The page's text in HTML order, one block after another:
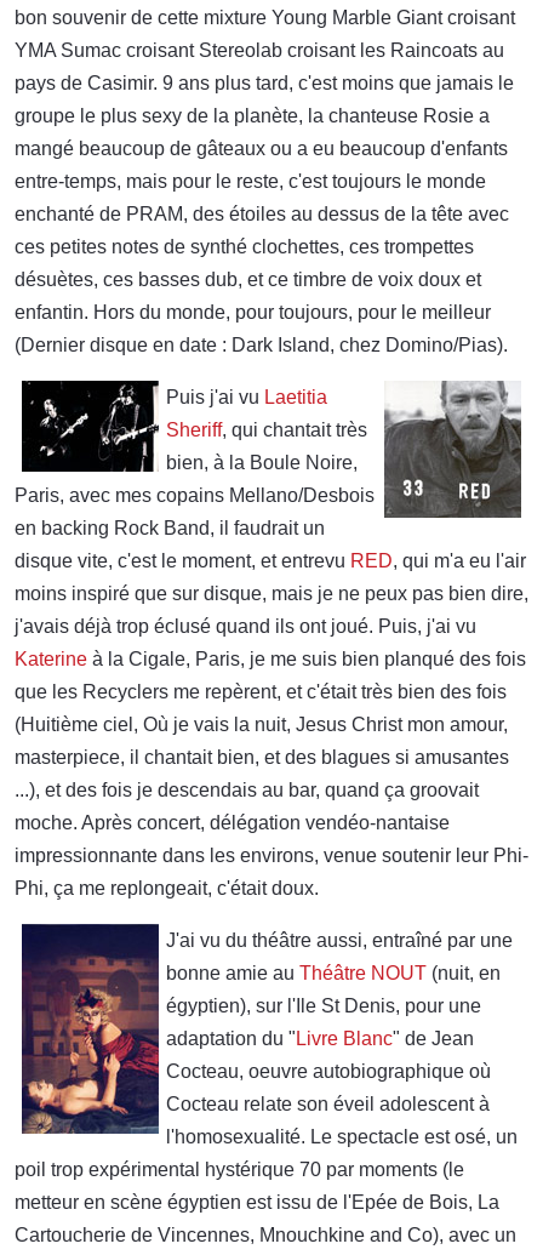
bon souvenir de cette mixture Young Marble Giant croisant
YMA Sumac croisant Stereolab croisant les Raincoats au
pays de Casimir. 9 ans plus tard, c'est moins que jamais le
groupe le plus sexy de la planète, la chanteuse Rosie a
mangé beaucoup de gâteaux ou a eu beaucoup d'enfants
entre-temps, mais pour le reste, c'est toujours le monde
enchanté de PRAM, des étoiles au dessus de la tête avec
ces petites notes de synthé clochettes, ces trompettes
désuètes, ces basses dub, et ce timbre de voix doux et
enfantin. Hors du monde, pour toujours, pour le meilleur
(Dernier disque en date : Dark Island, chez Domino/Pias).
Puis j'ai vu Laetitia
Sheriff, qui chantait très
bien, à la Boule Noire,
Paris, avec mes copains Mellano/Desbois
en backing Rock Band, il faudrait un
disque vite, c'est le moment, et entrevu RED, qui m'a eu l'air
moins inspiré que sur disque, mais je ne peux pas bien dire,
j'avais déjà trop éclusé quand ils ont joué. Puis, j'ai vu
Katerine à la Cigale, Paris, je me suis bien planqué des fois
que les Recyclers me repèrent, et c'était très bien des fois
(Huitième ciel, Où je vais la nuit, Jesus Christ mon amour,
masterpiece, il chantait bien, et des blagues si amusantes
...), et des fois je descendais au bar, quand ça groovait
moche. Après concert, délégation vendéo-nantaise
impressionnante dans les environs, venue soutenir leur Phi-
Phi, ça me replongeait, c'était doux.
J'ai vu du théâtre aussi, entraîné par une
bonne amie au Théâtre NOUT (nuit, en
égyptien), sur l'Ile St Denis, pour une
adaptation du " Livre Blanc" de Jean
Cocteau, oeuvre autobiographique où
Cocteau relate son éveil adolescent à
l'homosexualité. Le spectacle est osé, un
poil trop expérimental hystérique 70 par moments (le
metteur en scène égyptien est issu de l'Epée de Bois, La
Cartoucherie de Vincennes, Mnouchkine and Co), avec un